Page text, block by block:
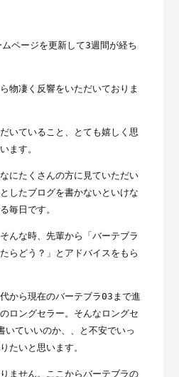
ページを更新して3週間が経ち
物凄く反響をいただいておりま
いていること、とても嬉しく思
ます。
にたくさんの方に見ていただい
したブログを書かないといけな
毎日です。
んな時、先輩から「バーテブラ
らどう？」とアドバイスをもら
から現在のバーテブラ03まで進
ロングセラー。そんなロングセ
いていいのか、、と不安でいっ
たいと思います。
ません。ここからバーテブラの